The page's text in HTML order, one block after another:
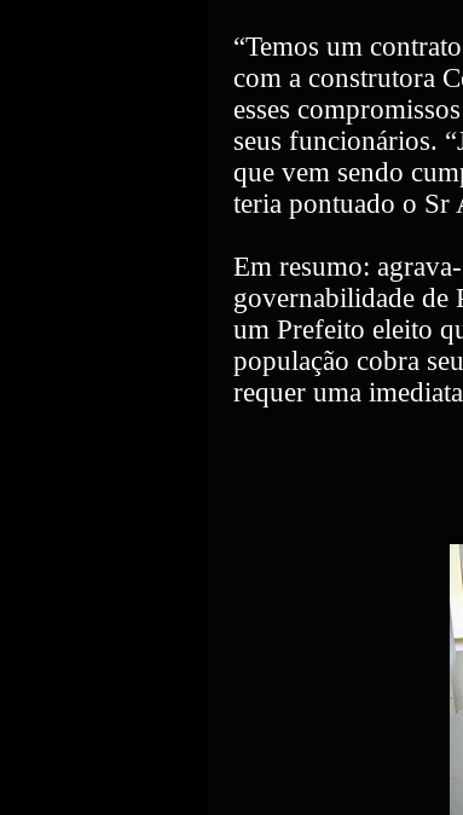
“Temos um
com a construtora
esses
seus funcionários.
que vem sendo
teria pontuado o Sr
Em resumo:
governabilidade de
um Prefeito eleito
população cobra
requer uma